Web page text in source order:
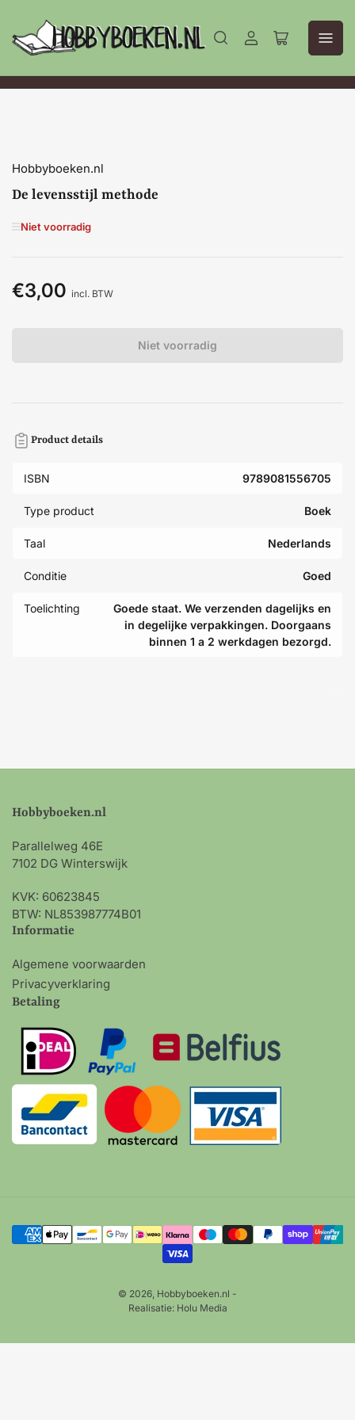
Aanmelden
Mini-
winkelwagen
openen
Hobbyboeken.nl
De levensstijl methode
Niet voorradig
Normale
€3,00 incl. BTW
Niet voorradig
Product details
ISBN 9789081556705
Type product Boek
Taal Nederlands
Conditie Goed
Toelichting
Goede staat. We verzenden dagelijks en
in degelijke verpakkingen. Doorgaans
binnen 1 a 2 werkdagen bezorgd.
Hobbyboeken.nl
Parallelweg 46E
7102 DG Winterswijk
KVK: 60623845
BTW: NL853987774B01
Informatie
Algemene voorwaarden
Privacyverklaring
Betaling
Betalingsmethoden
© 2026, Hobbyboeken.nl -
Realisatie: Holu Media